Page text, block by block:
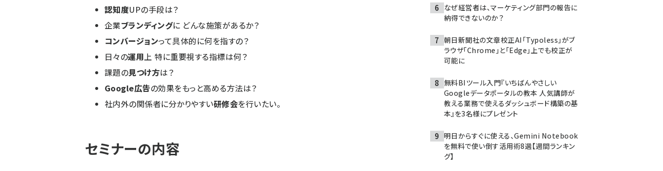
認知度UPの手段は？
企業ブランディングに どんな施策があるか？
コンバージョンって具体的に何を指すの？
日々の運用上 特に重要視する指標は何？
課題の見つけ方は？
Google広告の効果をもっと高める方法は？
社内外の関係者に分かりやすい研修会を行いたい。
セミナーの内容
なぜ経営者は、マーケティング部門の報告に
納得できないのか？
朝日新聞社の文章校正AI「Typoless」がブ
ラウザ「Chrome」と「Edge」上でも校正が
可能に
無料BIツール入門『いちばんやさしい
Googleデータポータルの教本 人気講師が
教える業務で使えるダッシュボード構築の基
本』を3名様にプレゼント
明日からすぐに使える、Gemini Notebook
を無料で使い倒す活用術8選【週間ランキン
グ】